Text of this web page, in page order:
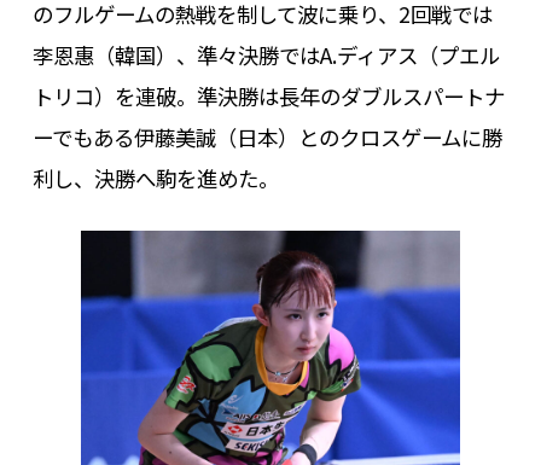
のフルゲームの熱戦を制して波に乗り、2回戦では
李恩惠（韓国）、準々決勝ではA.ディアス（プエル
トリコ）を連破。準決勝は長年のダブルスパートナ
ーでもある伊藤美誠（日本）とのクロスゲームに勝
利し、決勝へ駒を進めた。